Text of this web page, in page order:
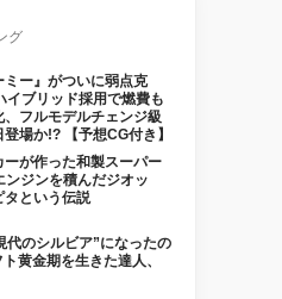
グ
ミー』がついに弱点克
イブリッド採用で燃費も
、フルモデルチェンジ級
場か!? 【予想CG付き】
ーが作った和製スーパー
ンジンを積んだジオッ
タという伝説
代のシルビア”になったの
黄金期を生きた達人、